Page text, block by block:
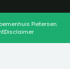
Pietersen.
Disclaimer